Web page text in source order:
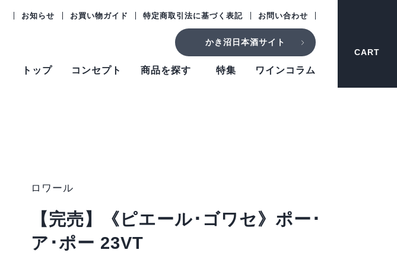
お知らせ お買い物ガイド 特定商取引法に基づく表記 お問い合わせ
かき沼日本酒サイト
トップ コンセプト 商品を探す 特集 ワインコラム
CART
ロワール
【完売】《ピエール･ゴワセ》ポー･
ア･ポー 23VT